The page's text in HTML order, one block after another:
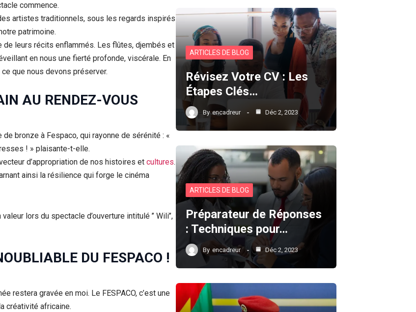
commence.
artistes traditionnels, sous les regards inspirés
patrimoine.
leurs récits enflammés. Les flûtes, djembés et
en nous une fierté profonde, viscérale. En
que nous devons préserver.
AU RENDEZ-VOUS
de bronze à Fespaco, qui rayonne de sérénité : «
! » plaisante-t-elle.
d’appropriation de nos histoires et cultures.
ainsi la résilience qui forge le cinéma
lors du spectacle d’ouverture intitulé ’’ Wili’’,
DU FESPACO !
restera gravée en moi. Le FESPACO, c’est une
créativité africaine.
ARTICLES DE BLOG
Révisez Votre CV : Les
Étapes Clés…
By encadreur Déc 2, 2023
ARTICLES DE BLOG
Préparateur de Réponses
: Techniques pour…
By encadreur Déc 2, 2023